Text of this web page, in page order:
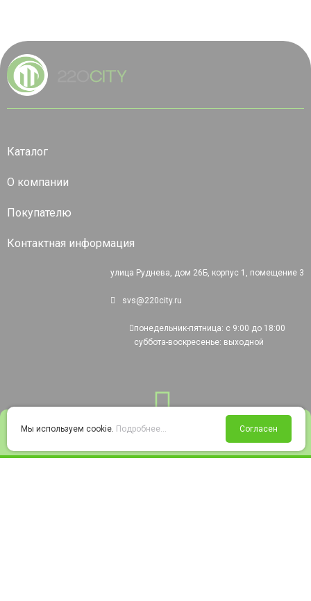
Войти Избранное Корзина
Каталог
О компании
Покупателю
Контактная информация
улица Руднева, дом 26Б, корпус 1, помещение 3
svs@220city.ru
понедельник-пятница: с 9:00 до 18:00
суббота-воскресенье: выходной
Мы используем cookie. Подробнее... Согласен